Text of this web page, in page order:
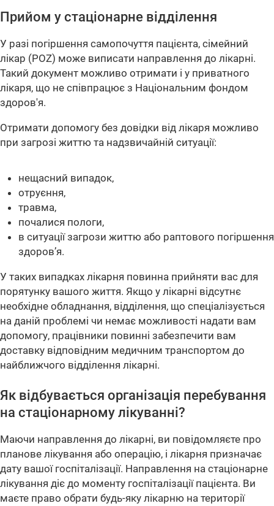
Прийом у стаціонарне відділення
У разі погіршення самопочуття пацієнта, сімейний
лікар (POZ) може виписати направлення до лікарні.
Такий документ можливо отримати і у приватного
лікаря, що не співпрацює з Національним фондом
здоров'я.
Отримати допомогу без довідки від лікаря можливо
при загрозі життю та надзвичайній ситуації:
нещасний випадок,
отруєння,
травма,
почалися пологи,
в ситуації загрози життю або раптового погіршення
здоров’я.
У таких випадках лікарня повинна прийняти вас для
порятунку вашого життя. Якщо у лікарні відсутнє
необхідне обладнання, відділення, що спеціалізується
на даній проблемі чи немає можливості надати вам
допомогу, працівники повинні забезпечити вам
доставку відповідним медичним транспортом до
найближчого відділення лікарні.
Як відбувається організація перебування
на стаціонарному лікуванні?
Маючи направлення до лікарні, ви повідомляєте про
планове лікування або операцію, і лікарня призначає
дату вашої госпіталізації. Направлення на стаціонарне
лікування діє до моменту госпіталізації пацієнта. Ви
маєте право обрати будь-яку лікарню на території